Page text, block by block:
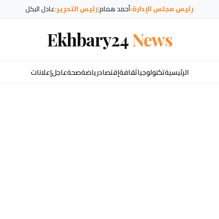
رئيس مجلس الإدارة:أحمد همام|رئيس التحرير:عادل البكل
Ekhbary24News
الرئيسيةتكنولوجياثقافةإقتصادرياضةصحةعاجلإعلانات